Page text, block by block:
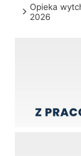
Opieka
2026